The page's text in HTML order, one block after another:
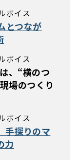
ボイス
とつなが
ボイス
、“横のつ
場のつくり
ボイス
手探りのマ
力